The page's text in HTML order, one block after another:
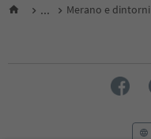
... Merano e dintorni